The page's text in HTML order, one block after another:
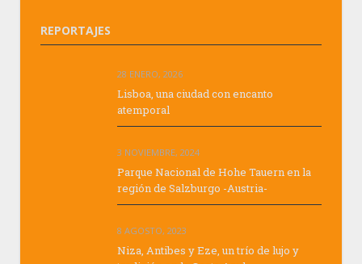
REPORTAJES
28 ENERO, 2026
Lisboa, una ciudad con encanto
atemporal
3 NOVIEMBRE, 2024
Parque Nacional de Hohe Tauern en la
región de Salzburgo -Austria-
8 AGOSTO, 2023
Niza, Antibes y Eze, un trío de lujo y